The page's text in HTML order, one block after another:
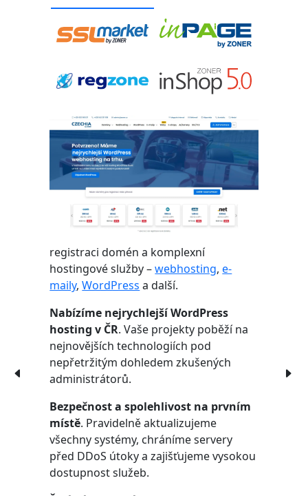
registraci domén a komplexní
hostingové služby –webhosting,e-
maily,WordPress a další.
Nabízíme nejrychlejší WordPress
hosting v ČR. Vaše projekty poběží na
nejnovějších technologiích pod
nepřetržitým dohledem zkušených
administrátorů.
Bezpečnost a spolehlivost na prvním
místě. Pravidelně aktualizujeme
všechny systémy, chráníme servery
před DDoS útoky a zajišťujeme vysokou
dostupnost služeb.